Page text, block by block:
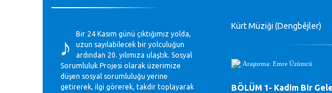
♪
Bir 24 Kasım günü çıktığımız yolda,
uzun sayılabilecek bir yolculuğun
ardından 20. yılımıza ulaştık. Sosyal
Sorumluluk Projesi olarak üzerimize
düşen sosyal sorumluluğu yerine
getirerek, ilgi görerek, takdir toplayarak
Kürt Müziği (Dengbêjler)
Araştırma: Emre Üzümcü
BÖLÜM 1- Kadim Bir